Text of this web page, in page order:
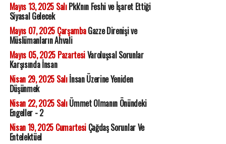
Mayıs 13, 2025 SalıPkk'nın Feshi ve İşaret Ettiği
Siyasal Gelecek
Mayıs 07, 2025 ÇarşambaGazze Direnişi ve
Müslümanların Ahvali
Mayıs 05, 2025 PazartesiVaroluşsal Sorunlar
Karşısında İnsan
Nisan 29, 2025 Salıİnsan Üzerine Yeniden
Düşünmek
Nisan 22, 2025 SalıÜmmet Olmanın Önündeki
Engeller - 2
Nisan 19, 2025 CumartesiÇağdaş Sorunlar Ve
Entelektüel